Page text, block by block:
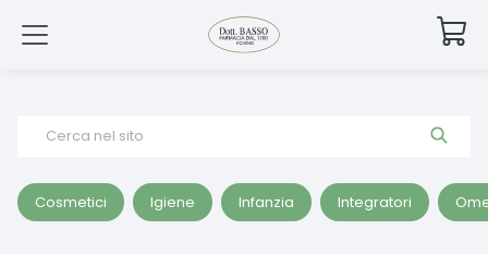
Cerca nel sito
Cosmetici Igiene Infanzia Integratori